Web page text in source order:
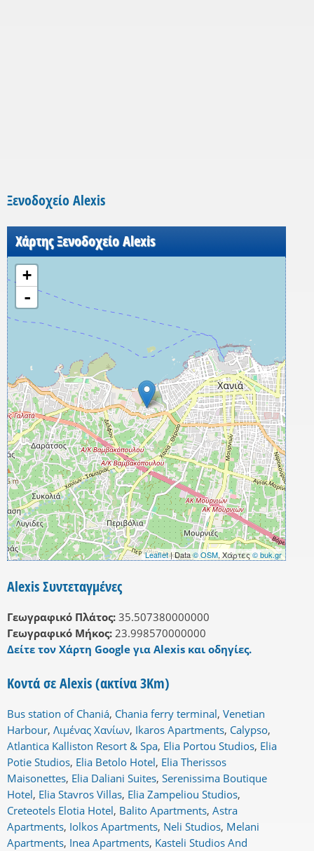
Ξενοδοχείο Alexis
Χάρτης Ξενοδοχείο Alexis
+
-
Leaflet| Data© OSM, Χάρτες© buk.gr
Alexis Συντεταγμένες
Γεωγραφικό Πλάτος: 35.507380000000
Γεωγραφικό Μήκος: 23.998570000000
Δείτε τον Χάρτη Google για Alexis και οδηγίες.
Κοντά σε Alexis (ακτίνα 3Km)
Bus station of Chaniá, Chania ferry terminal, Venetian
Harbour, Λιμένας Χανίων, Ikaros Apartments, Calypso,
Atlantica Kalliston Resort & Spa, Elia Portou Studios, Elia
Potie Studios, Elia Betolo Hotel, Elia Therissos
Maisonettes, Elia Daliani Suites, Serenissima Boutique
Hotel, Elia Stavros Villas, Elia Zampeliou Studios,
Creteotels Elotia Hotel, Balito Apartments, Astra
Apartments, Iolkos Apartments, Neli Studios, Melani
Apartments, Inea Apartments, Kasteli Studios And